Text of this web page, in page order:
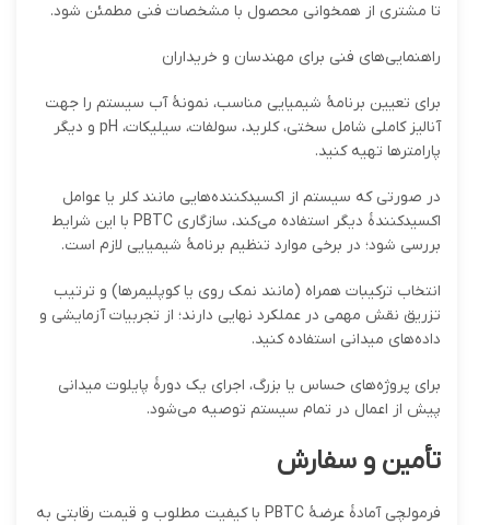
تا مشتری از همخوانی محصول با مشخصات فنی مطمئن شود.
راهنمایی‌های فنی برای مهندسان و خریداران
برای تعیین برنامهٔ شیمیایی مناسب، نمونهٔ آب سیستم را جهت
آنالیز کاملی شامل سختی، کلرید، سولفات، سیلیکات، pH و دیگر
پارامترها تهیه کنید.
در صورتی که سیستم از اکسید‌کننده‌هایی مانند کلر یا عوامل
اکسیدکنندهٔ دیگر استفاده می‌کند، سازگاری PBTC با این شرایط
بررسی شود؛ در برخی موارد تنظیم برنامهٔ شیمیایی لازم است.
انتخاب ترکیبات همراه (مانند نمک روی یا کوپلیمرها) و ترتیب
تزریق نقش مهمی در عملکرد نهایی دارند؛ از تجربیات آزمایشی و
داده‌های میدانی استفاده کنید.
برای پروژه‌های حساس یا بزرگ، اجرای یک دورهٔ پایلوت میدانی
پیش از اعمال در تمام سیستم توصیه می‌شود.
تأمین و سفارش
فرمولچی آمادهٔ عرضهٔ PBTC با کیفیت مطلوب و قیمت رقابتی به